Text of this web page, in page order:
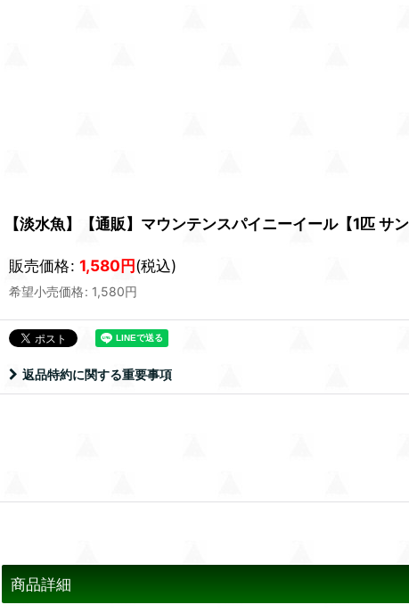
【淡水魚】【通販】マウンテンスパイニーイール【1匹
販売価格: 1,580円(税込)
希望小売価格: 1,580円
返品特約に関する重要事項
商品詳細